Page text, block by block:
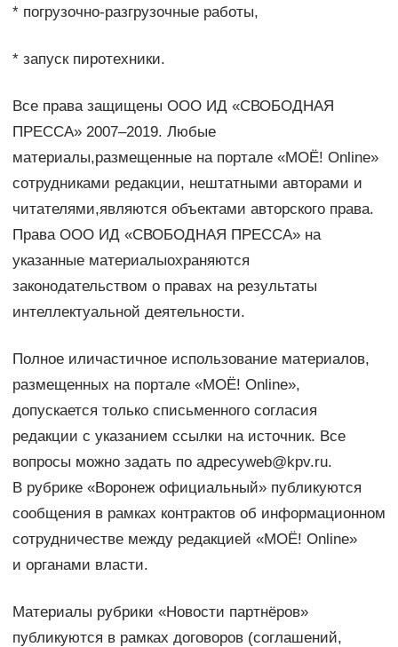
* погрузочно-разгрузочные работы,
* запуск пиротехники.
Все права защищены ООО ИД «СВОБОДНАЯ
ПРЕССА» 2007–2019. Любые
материалы,размещенные на портале «МОЁ! Online»
сотрудниками редакции, нештатными авторами и
читателями,являются объектами авторского права.
Права ООО ИД «СВОБОДНАЯ ПРЕССА» на
указанные материалыохраняются
законодательством о правах на результаты
интеллектуальной деятельности.
Полное иличастичное использование материалов,
размещенных на портале «МОЁ! Online»,
допускается только списьменного согласия
редакции с указанием ссылки на источник. Все
вопросы можно задать по адресуweb@kpv.ru.
В рубрике «Воронеж официальный» публикуются
сообщения в рамках контрактов об информационном
сотрудничестве между редакцией «МОЁ! Online»
и органами власти.
Материалы рубрики «Новости партнёров»
публикуются в рамках договоров (соглашений,